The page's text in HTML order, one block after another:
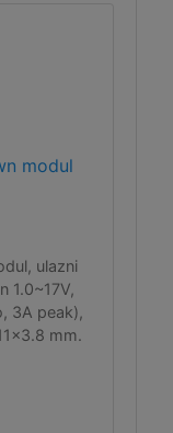
modul
ulazni
1.0~17V,
3A peak),
mm.